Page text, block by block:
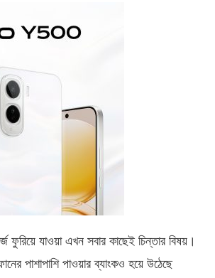
ফুরিয়ে যাওয়া এখন সবার কাছেই চিন্তার বিষয়।
পাশাপাশি পাওয়ার ব্যাংকও হয়ে উঠেছে